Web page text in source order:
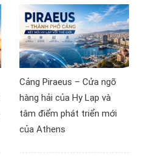
Cảng Piraeus – Cửa ngõ
hàng hải của Hy Lạp và
tâm điểm phát triển mới
của Athens